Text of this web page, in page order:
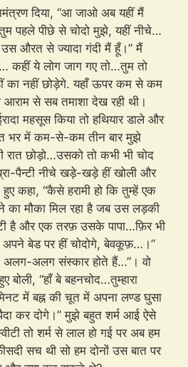
दिया, “आ जाओ अब यहीं मैं
पहले पीछे से चोदो मुझे, यहीं नीचे…
उस औरत से ज्यादा गंदी मैं हूँ।” मैं
कहीं ये लोग जाग गए तो…तुम तो
का नहीं छोड़ेगे. यहाँ ऊपर कम से कम
आराम से सब तमाशा देख रही थी।
महसूस किया तो हथियार डाले और
भर में कम-से-कम तीन बार मुझे
छोड़ो…उसको तो कभी भी चोद
पैन्टी नीचे खड़े-खड़े हीं खोली और
कहा, “कैसे हरामी हो कि तुम्हें एक
का मौका मिल रहा है जब उस लड़की
है और एक तरफ़ उसके पापा…फ़िर भी
अपने बेड पर हीं चोदोगे, बेवकूफ़…।”
अलग संस्कार होते हैं…”। वो
“हाँ बे बहनचोद…तुम्हारा
में बह्न की चूत में अपना लण्ड घुसा
कर दोगे।” मुझे बहुत शर्म आई ऐसे
तो शर्म से लाल हो गई पर अब हम
सच थी सो हम दोनों उस बात पर